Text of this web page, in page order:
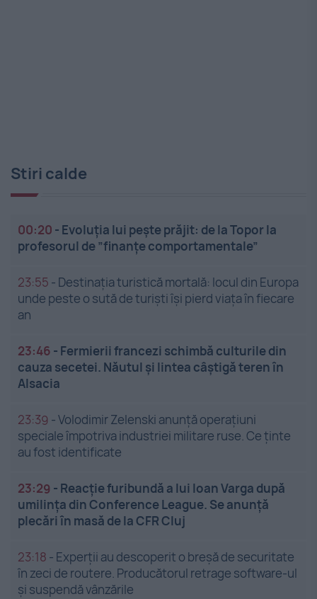
Stiri calde
00:20 - Evoluția lui pește prăjit: de la Topor la
profesorul de ”finanțe comportamentale”
23:55 - Destinația turistică mortală: locul din Europa
unde peste o sută de turiști își pierd viața în fiecare
an
23:46 - Fermierii francezi schimbă culturile din
cauza secetei. Năutul și lintea câștigă teren în
Alsacia
23:39 -Volodimir Zelenski anunță operațiuni
speciale împotriva industriei militare ruse. Ce ținte
au fost identificate
23:29 - Reacție furibundă a lui Ioan Varga după
umilința din Conference League. Se anunță
plecări în masă de la CFR Cluj
23:18 - Experții au descoperit o breșă de securitate
în zeci de routere. Producătorul retrage software-ul
și suspendă vânzările